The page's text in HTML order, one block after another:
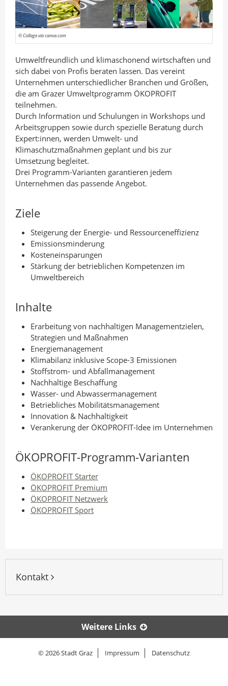
n
A
u
t
o
r
I
n
t
e
i
l
e
n
o
k
e
i
l
e
© Collage via canva.com
Umweltfreundlich und klimaschonend wirtschaften und
sich dabei von Profis beraten lassen. Das vereint
Unternehmen unterschiedlicher Branchen und Größen,
die am Grazer Umweltprogramm ÖKOPROFIT
teilnehmen.
Durch Information und Schulungen in Workshops und
Arbeitsgruppen sowie durch spezielle Beratung durch
Expert:innen, werden Umwelt- und
Klimaschutzmaßnahmen geplant und bis zur
Umsetzung begleitet.
Drei Programm-Varianten garantieren jedem
Unternehmen das passende Angebot.
Ziele
Steigerung der Energie- und Ressourceneffizienz
Emissionsminderung
Kosteneinsparungen
Stärkung der betrieblichen Kompetenzen im
Umweltbereich
Inhalte
Erarbeitung von nachhaltigen Managementzielen,
Strategien und Maßnahmen
Energiemanagement
Klimabilanz inklusive Scope-3 Emissionen
Stoffstrom- und Abfallmanagement
Nachhaltige Beschaffung
Wasser- und Abwassermanagement
Betriebliches Mobilitätsmanagement
Innovation & Nachhaltigkeit
Verankerung der ÖKOPROFIT-Idee im Unternehmen
ÖKOPROFIT-Programm-Varianten
ÖKOPROFIT Starter
ÖKOPROFIT Premium
ÖKOPROFIT Netzwerk
ÖKOPROFIT Sport
Kontakt
Weitere Links
© 2026 Stadt Graz Impressum Datenschutz